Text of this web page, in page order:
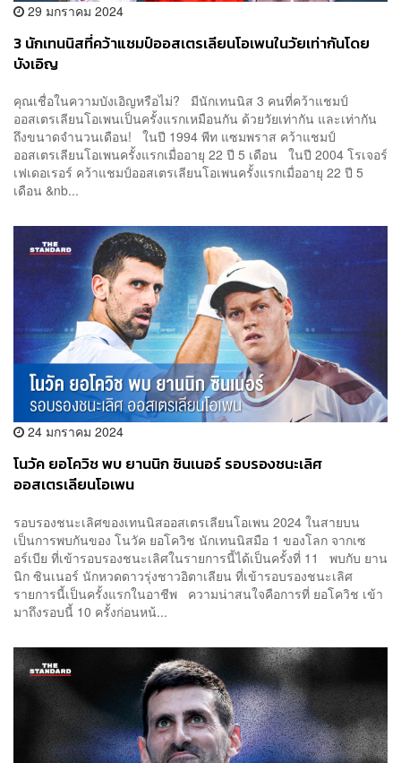
29 มกราคม 2024
3 นักเทนนิสที่คว้าแชมป์ออสเตรเลียนโอเพนในวัยเท่ากันโดย
บังเอิญ
คุณเชื่อในความบังเอิญหรือไม่? มีนักเทนนิส 3 คนที่คว้าแชมป์
ออสเตรเลียนโอเพนเป็นครั้งแรกเหมือนกัน ด้วยวัยเท่ากัน และเท่ากัน
ถึงขนาดจำนวนเดือน! ในปี 1994 พีท แซมพราส คว้าแชมป์
ออสเตรเลียนโอเพนครั้งแรกเมื่ออายุ 22 ปี 5 เดือน ในปี 2004 โรเจอร์
เฟเดอเรอร์ คว้าแชมป์ออสเตรเลียนโอเพนครั้งแรกเมื่ออายุ 22 ปี 5
เดือน &nb...
24 มกราคม 2024
โนวัค ยอโควิช พบ ยานนิก ซินเนอร์ รอบรองชนะเลิศ
ออสเตรเลียนโอเพน
รอบรองชนะเลิศของเทนนิสออสเตรเลียนโอเพน 2024 ในสายบน
เป็นการพบกันของ โนวัค ยอโควิช นักเทนนิสมือ 1 ของโลก จากเซ
อร์เบีย ที่เข้ารอบรองชนะเลิศในรายการนี้ได้เป็นครั้งที่ 11 พบกับ ยาน
นิก ซินเนอร์ นักหวดดาวรุ่งชาวอิตาเลียน ที่เข้ารอบรองชนะเลิศ
รายการนี้เป็นครั้งแรกในอาชีพ ความน่าสนใจคือการที่ ยอโควิช เข้า
มาถึงรอบนี้ 10 ครั้งก่อนหน้...